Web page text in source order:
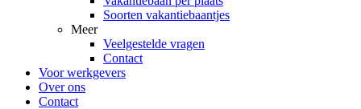
Soorten vakantiebaantjes
Meer
Veelgestelde vragen
Contact
Voor werkgevers
Over ons
Contact